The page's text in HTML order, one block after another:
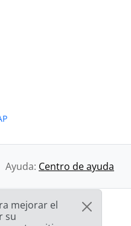
Ayuda: Centro de ayuda
mejorar el
su